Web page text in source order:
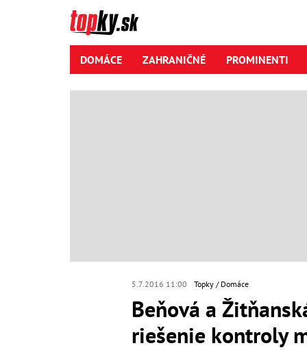
DOMÁCE ZAHRANIČNÉ PROMINENTI
5.7.2016 11:00 Topky Domáce
Beňová a
riešenie kontroly